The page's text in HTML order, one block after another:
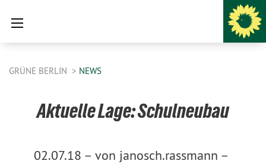
GRÜNE BERLIN NEWS
Aktuelle Lage: Schulneubau
02.07.18 – von janosch.rassmann –